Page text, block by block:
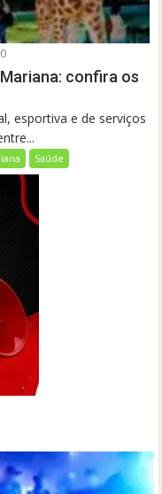
0
confira os
esportiva e de serviços
Saúde